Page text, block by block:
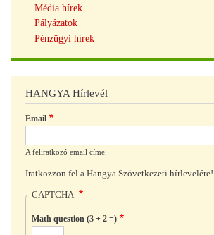
Média hírek
Pályázatok
Pénzügyi hírek
HANGYA Hírlevél
Email
A feliratkozó email címe.
Iratkozzon fel a Hangya Szövetkezeti hírlevelére!
CAPTCHA
Math question (3 + 2 =)